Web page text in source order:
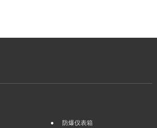
防爆仪表箱